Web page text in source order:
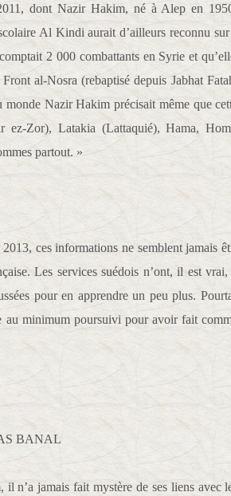
dont Nazir Hakim, né à Alep en
Al Kindi aurait d’ailleurs reconnu
2 000 combattants en Syrie et
al-Nosra (rebaptisé depuis Jabhat
monde Nazir Hakim précisait même que
Zor), Latakia (Lattaquié), Hama,
partout. »
ces informations ne semblent jamais
Les services suédois n’ont, il est
pour en apprendre un peu plus.
au minimum poursuivi pour avoir fait
BANAL
n’a jamais fait mystère de ses liens avec